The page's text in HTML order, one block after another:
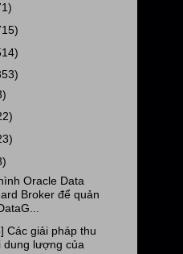
Oracle Data
Broker để quản
Các giải pháp thu
dung lượng của